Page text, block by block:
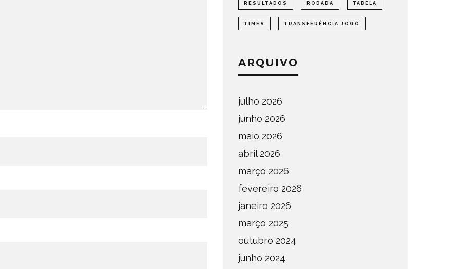
RESULTADOS RODADA TABELA
TIMES TRANSFERÊNCIA JOGO
ARQUIVO
julho 2026
junho 2026
maio 2026
abril 2026
março 2026
fevereiro 2026
janeiro 2026
março 2025
outubro 2024
junho 2024